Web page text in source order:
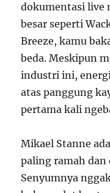
dokumentasi live
besar seperti
Breeze, kamu
beda. Meskipun
industri ini,
atas panggung
pertama kali
Mikael Stanne
paling ramah dan
Senyumnya